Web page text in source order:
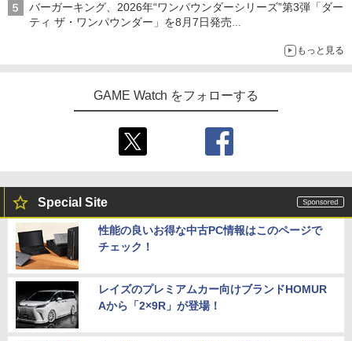
バーガーキング、2026年“ワンパウンダーシリーズ”第3弾「ダー
ティ ザ・ワンパウンダー」を8月7日発売
もっと見る
GAME Watch をフォローする
Special Site
性能の良いお得な中古PC情報はこのページで
チェック！
レイズのプレミアムカー向けブランドHOMUR
Aから「2×9R」が登場！